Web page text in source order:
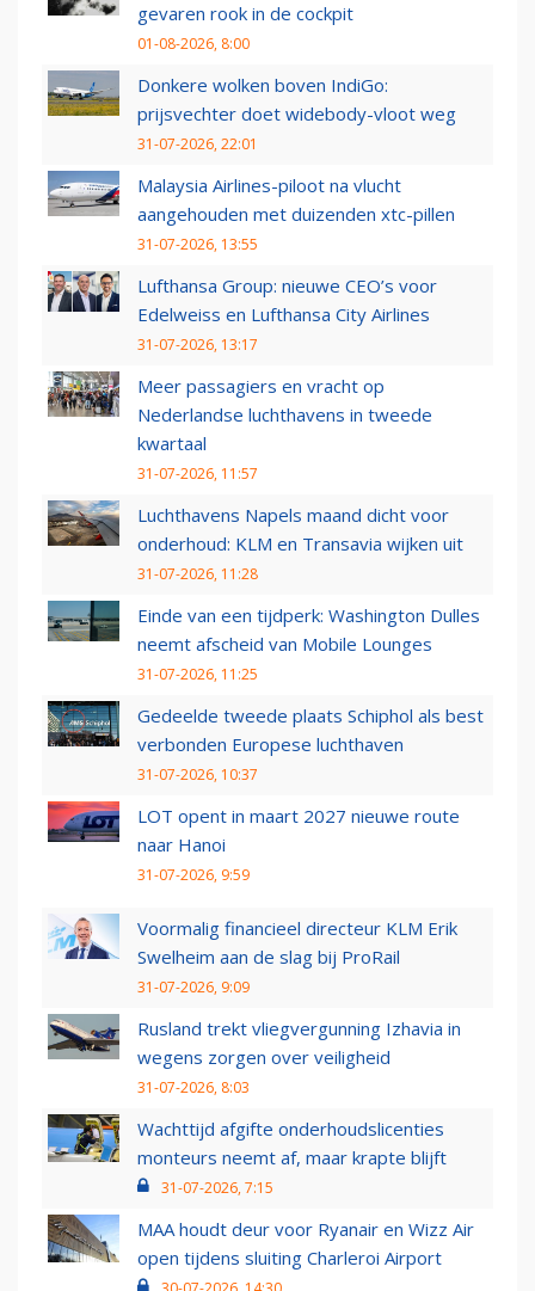
gevaren rook in de cockpit
01-08-2026, 8:00
Donkere wolken boven IndiGo:
prijsvechter doet widebody-vloot weg
31-07-2026, 22:01
Malaysia Airlines-piloot na vlucht
aangehouden met duizenden xtc-pillen
31-07-2026, 13:55
Lufthansa Group: nieuwe CEO’s voor
Edelweiss en Lufthansa City Airlines
31-07-2026, 13:17
Meer passagiers en vracht op
Nederlandse luchthavens in tweede
kwartaal
31-07-2026, 11:57
Luchthavens Napels maand dicht voor
onderhoud: KLM en Transavia wijken uit
31-07-2026, 11:28
Einde van een tijdperk: Washington Dulles
neemt afscheid van Mobile Lounges
31-07-2026, 11:25
Gedeelde tweede plaats Schiphol als best
verbonden Europese luchthaven
31-07-2026, 10:37
LOT opent in maart 2027 nieuwe route
naar Hanoi
31-07-2026, 9:59
Voormalig financieel directeur KLM Erik
Swelheim aan de slag bij ProRail
31-07-2026, 9:09
Rusland trekt vliegvergunning Izhavia in
wegens zorgen over veiligheid
31-07-2026, 8:03
Wachttijd afgifte onderhoudslicenties
monteurs neemt af, maar krapte blijft
31-07-2026, 7:15
MAA houdt deur voor Ryanair en Wizz Air
open tijdens sluiting Charleroi Airport